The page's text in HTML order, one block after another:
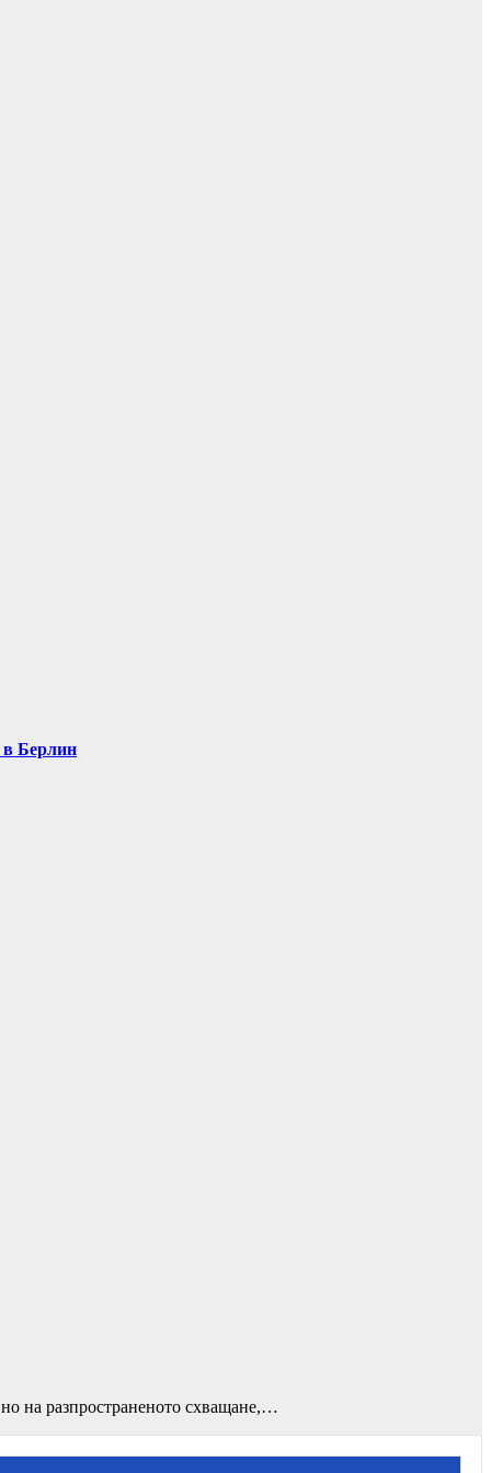
в Берлин
на разпространеното схващане,…